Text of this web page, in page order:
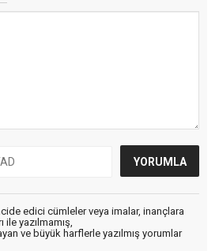
edici cümleler veya imalar, inançlara
ile yazılmamış,
ve büyük harflerle yazılmış yorumlar